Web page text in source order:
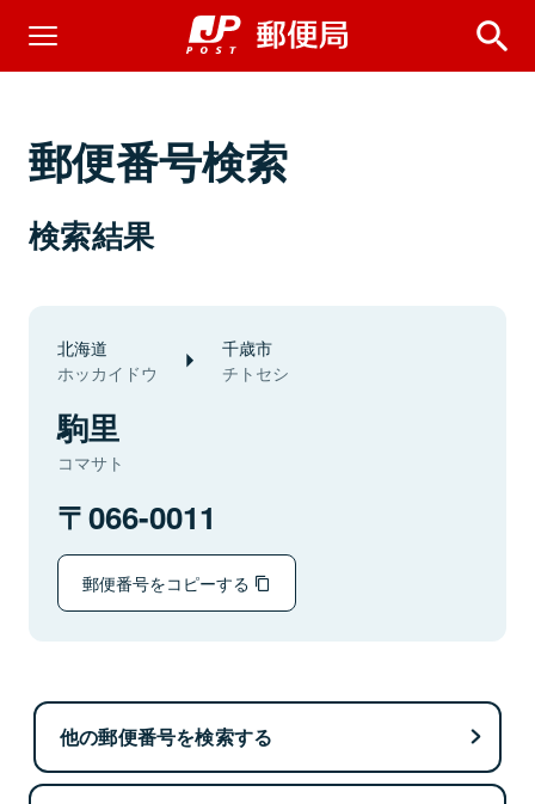
郵便番号検索
検索結果
北海道
ホッカイドウ
千歳市
チトセシ
駒里
コマサト
066-0011
郵便番号をコピーする
他の郵便番号を検索する